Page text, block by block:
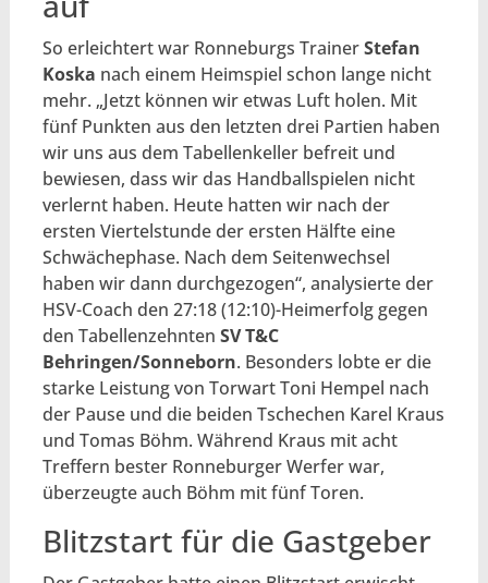
So erleichtert war Ronneburgs TrainerStefan
Koska nach einem Heimspiel schon lange nicht
mehr. „Jetzt können wir etwas Luft holen. Mit
fünf Punkten aus den letzten drei Partien haben
wir uns aus dem Tabellenkeller befreit und
bewiesen, dass wir das Handballspielen nicht
verlernt haben. Heute hatten wir nach der
ersten Viertelstunde der ersten Hälfte eine
Schwächephase. Nach dem Seitenwechsel
haben wir dann durchgezogen“, analysierte der
HSV-Coach den 27:18 (12:10)-Heimerfolg gegen
den Tabellenzehnten SV T&C
Behringen/Sonneborn. Besonders lobte er die
starke Leistung von Torwart Toni Hempel nach
der Pause und die beiden Tschechen Karel Kraus
und Tomas Böhm. Während Kraus mit acht
Treffern bester Ronneburger Werfer war,
überzeugte auch Böhm mit fünf Toren.
Blitzstart für die Gastgeber